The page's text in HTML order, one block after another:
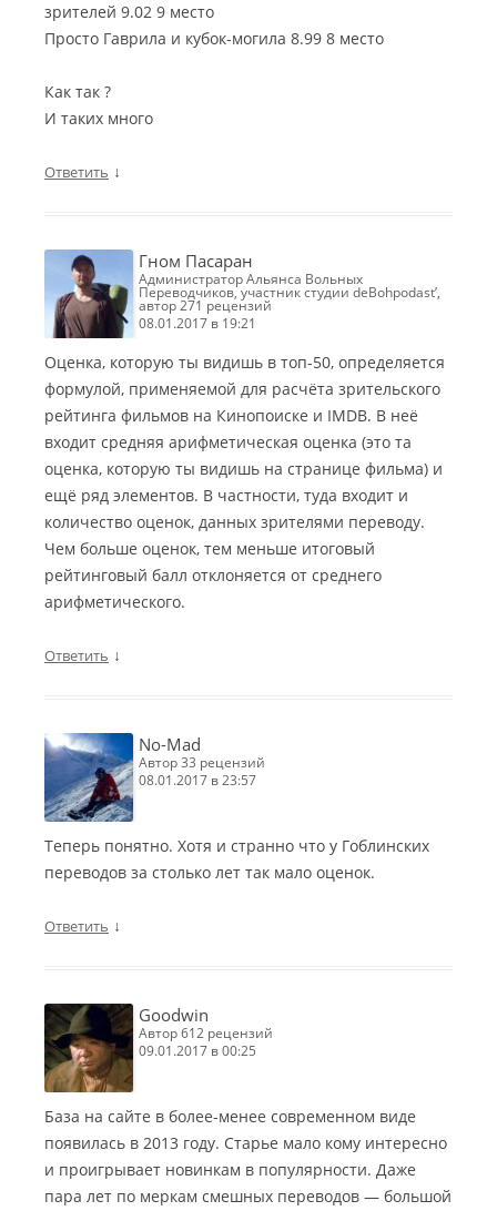
зрителей 9.02 9 место
Просто Гаврила и кубок-могила 8.99 8 место
Как так ?
И таких много
Ответить ↓
Гном Пасаран
Администратор Альянса Вольных
Переводчиков, участник студии deBohpodast’,
автор 271 рецензий
08.01.2017 в 19:21
Оценка, которую ты видишь в топ-50, определяется
формулой, применяемой для расчёта зрительского
рейтинга фильмов на Кинопоиске и IMDB. В неё
входит средняя арифметическая оценка (это та
оценка, которую ты видишь на странице фильма) и
ещё ряд элементов. В частности, туда входит и
количество оценок, данных зрителями переводу.
Чем больше оценок, тем меньше итоговый
рейтинговый балл отклоняется от среднего
арифметического.
Ответить ↓
No-Mad
автор 33 рецензий
08.01.2017 в 23:57
Теперь понятно. Хотя и странно что у Гоблинских
переводов за столько лет так мало оценок.
Ответить ↓
Goodwin
автор 612 рецензий
09.01.2017 в 00:25
База на сайте в более-менее современном виде
появилась в 2013 году. Старье мало кому интересно
и проигрывает новинкам в популярности. Даже
пара лет по меркам смешных переводов — большой